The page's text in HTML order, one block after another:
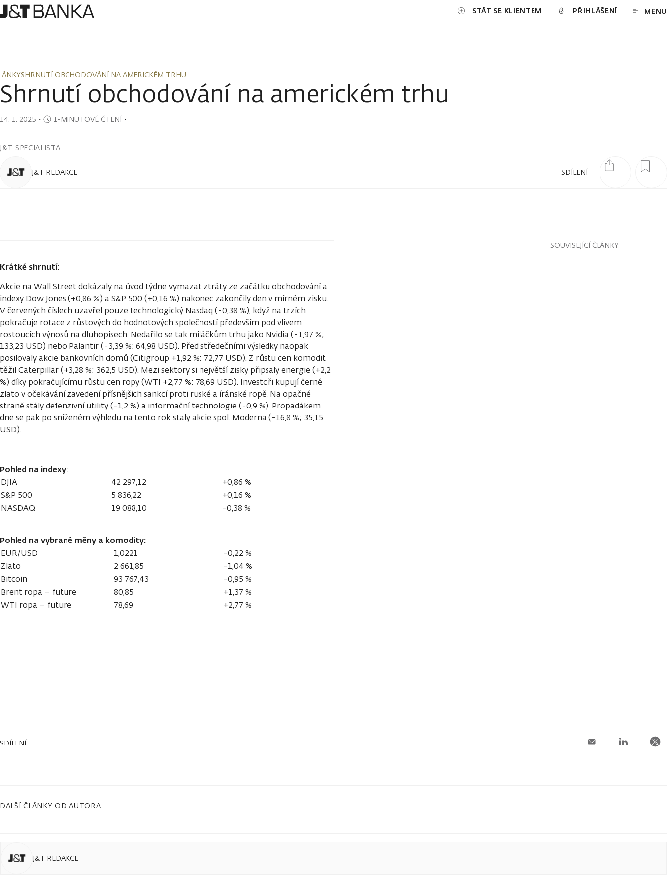
STÁT SE KLIENTEM PŘIHLÁŠENÍ MENU
SHRNUTÍ OBCHODOVÁNÍ NA AMERICKÉM TRHU
SHRNUTÍ OBCHODOVÁNÍ NA AMERICKÉM TRHU
Shrnutí obchodování na americkém trhu
14. 1. 2025 ・ 1-MINUTOVÉ ČTENÍ・
J&T SPECIALISTA
SDÍLENÍ
J&T REDAKCE
Krátké shrnutí:
Akcie na Wall Street dokázaly na úvod týdne vymazat ztráty ze začátku obchodování a
indexy Dow Jones (+0,86 %) a S&P 500 (+0,16 %) nakonec zakončily den v mírném zisku.
V červených číslech uzavřel pouze technologický Nasdaq (-0,38 %), když na trzích
pokračuje rotace z růstových do hodnotových společností především pod vlivem
rostoucích výnosů na dluhopisech. Nedařilo se tak miláčkům trhu jako Nvidia (-1,97 %;
133,23 USD) nebo Palantir (-3,39 %; 64,98 USD). Před středečními výsledky naopak
posilovaly akcie bankovních domů (Citigroup +1,92 %; 72,77 USD). Z růstu cen komodit
těžil Caterpillar (+3,28 %; 362,5 USD). Mezi sektory si největší zisky připsaly energie (+2,2
%) díky pokračujícímu růstu cen ropy (WTI +2,77 %; 78,69 USD). Investoři kupují černé
zlato v očekávání zavedení přísnějších sankcí proti ruské a íránské ropě. Na opačné
straně stály defenzivní utility (-1,2 %) a informační technologie (-0,9 %). Propadákem
dne se pak po sníženém výhledu na tento rok staly akcie spol. Moderna (-16,8 %; 35,15
USD).
Pohled na indexy:
DJIA 42 297,12
+0,86 %
S&P 500
5 836,22
+0,16 %
NASDAQ
19 088,10 -0,38 %
Pohled na vybrané měny a komodity:
EUR/USD 1,0221
-0,22 %
Zlato
2 661,85
-1,04 %
Bitcoin
93 767,43
-0,95 %
Brent ropa – future
80,85
+1,37 %
WTI ropa – future
78,69 +2,77 %
SOUVISEJÍCÍ ČLÁNKY
SDÍLENÍ
DALŠÍ ČLÁNKY OD AUTORA
J&T REDAKCE